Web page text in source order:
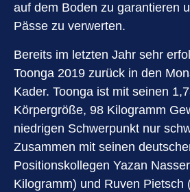
auf dem Boden zu garantieren
Pässe zu verwerten.
Bereits im letzten Jahr sehr
Toonga 2019 zurück in den
Kader. Toonga ist mit seinen
Körpergröße, 98 Kilogramm
niedrigen Schwerpunkt nur
Zusammen mit seinen
Positionskollegen Yazan
Kilogramm) und Ruven Pietsch